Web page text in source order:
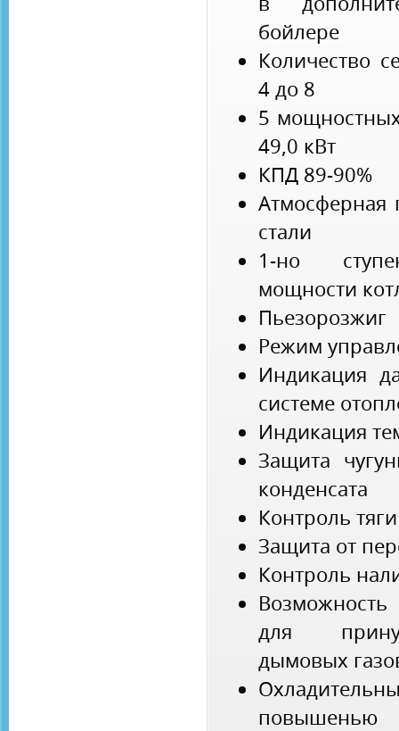
бойлере
Количество
4 до 8
5
49,0 кВт
КПД 89-90%
Атмосферная
стали
1-но
мощности
Пьезорозжиг
Режим
Индикация
системе
Индикация
Защита
конденсата
Контроль
Защита от
Контроль
для
дымовых